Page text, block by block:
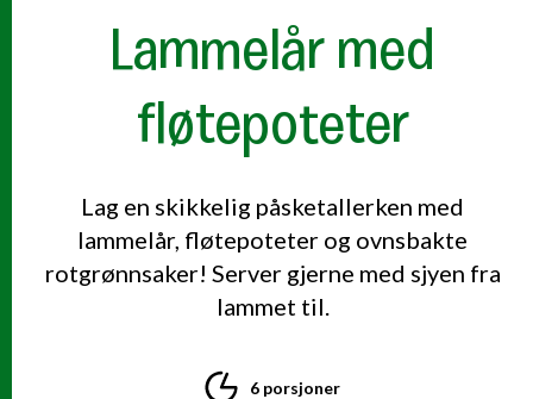
Lammelår med
fløtepoteter
Lag en skikkelig påsketallerken med
lammelår, fløtepoteter og ovnsbakte
rotgrønnsaker! Server gjerne med sjyen fra
lammet til.
6 porsjoner